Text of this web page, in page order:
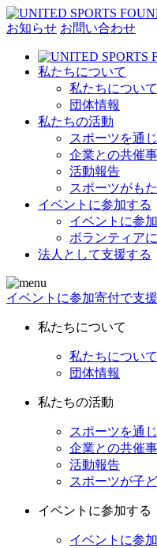
お知らせ お問い合わせ
私たちについて
私たちについて
団体情報
私たちの活動
スポーツを通
企業との共催
活動報告
スポーツがも
イベントに参加する
イベントに参
ボランティア
法人として支援する
イベントに参加寄付で支援
私たちについて
私たちについて
団体情報
私たちの活動
スポーツを通
企業との共催
活動報告
スポーツが子
イベントに参加する
イベントに参